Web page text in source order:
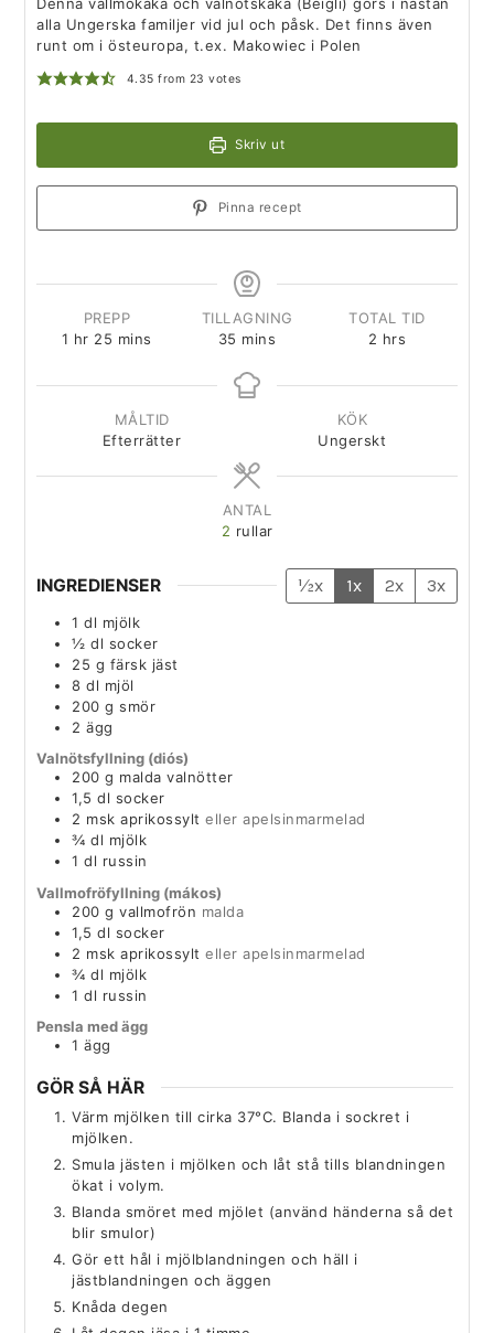
Denna vallmokaka och valnötskaka (Beigli) görs i nästan
alla Ungerska familjer vid jul och påsk. Det finns även
runt om i östeuropa, t.ex. Makowiec i Polen
4.35 from 23 votes
Skriv ut
Pinna recept
PREPP
1 hr 25 mins
TILLAGNING
35 mins
TOTAL TID
2 hrs
MÅLTID
Efterrätter
KÖK
Ungerskt
ANTAL
2 rullar
INGREDIENSER ½x 1x 2x 3x
1 dl mjölk
½ dl socker
25 g färsk jäst
8 dl mjöl
200 g smör
2 ägg
Valnötsfyllning (diós)
200 g malda valnötter
1,5 dl socker
2 msk aprikossylt eller apelsinmarmelad
¾ dl mjölk
1 dl russin
Vallmofröfyllning (mákos)
200 g vallmofrön malda
1,5 dl socker
2 msk aprikossylt eller apelsinmarmelad
¾ dl mjölk
1 dl russin
Pensla med ägg
1 ägg
GÖR SÅ HÄR
Värm mjölken till cirka 37°C. Blanda i sockret i
mjölken.
Smula jästen i mjölken och låt stå tills blandningen
ökat i volym.
Blanda smöret med mjölet (använd händerna så det
blir smulor)
Gör ett hål i mjölblandningen och häll i
jästblandningen och äggen
Knåda degen